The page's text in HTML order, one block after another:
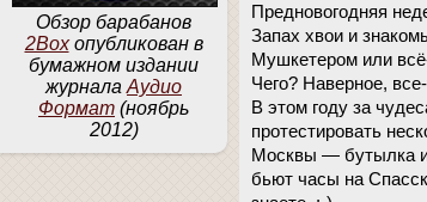
Предновогодняя
Запах хвои и
Мушкетером или
Чего? Наверное,
В этом году за
протестировать
Москвы — бутылка и
бьют часы на
Обзор барабанов
2Boxопубликован в
бумажном издании
журнала Аудио
Формат (ноябрь
2012)